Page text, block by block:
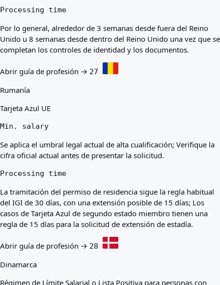
Processing time
Por lo general, alrededor de 3 semanas desde fuera del Reino
Unido u 8 semanas desde dentro del Reino Unido una vez que se
completan los controles de identidad y los documentos.
Abrir guía de profesión → 27
Rumanía
Tarjeta Azul UE
Min. salary
Se aplica el umbral legal actual de alta cualificación; Verifique la
cifra oficial actual antes de presentar la solicitud.
Processing time
La tramitación del permiso de residencia sigue la regla habitual
del IGI de 30 días, con una extensión posible de 15 días; Los
casos de Tarjeta Azul de segundo estado miembro tienen una
regla de 15 días para la solicitud de extensión de estadía.
Abrir guía de profesión → 28
Dinamarca
Régimen de Límite Salarial o Lista Positiva para personas con